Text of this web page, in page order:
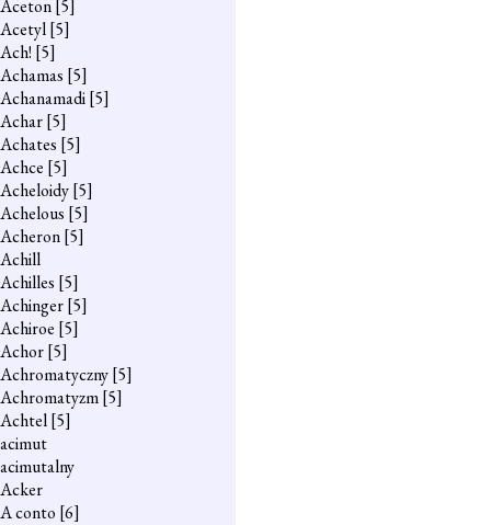
Aceton[5]
Acetyl[5]
Ach! [5]
Achamas [5]
Achanamadi[5]
Achar[5]
Achates [5]
Achce [5]
Acheloidy[5]
Achelous [5]
Acheron[5]
Achill
Achilles [5]
Achinger[5]
Achiroe [5]
Achor[5]
Achromatyczny[5]
Achromatyzm[5]
Achtel[5]
acimut
acimutalny
Acker
A conto [6]